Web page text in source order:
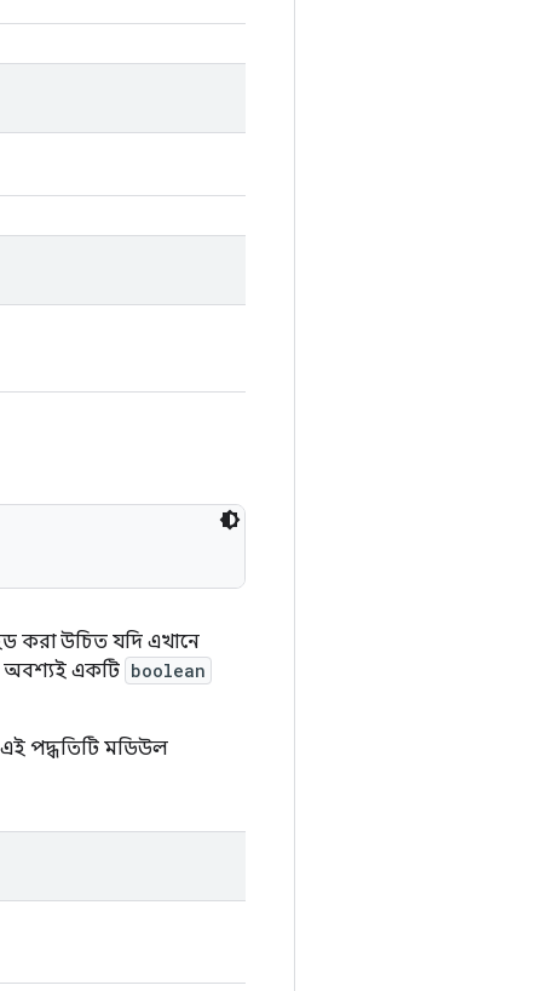
করা উচিত যদি এখানে
অবশ্যই একটি boolean
এই পদ্ধতিটি মডিউল